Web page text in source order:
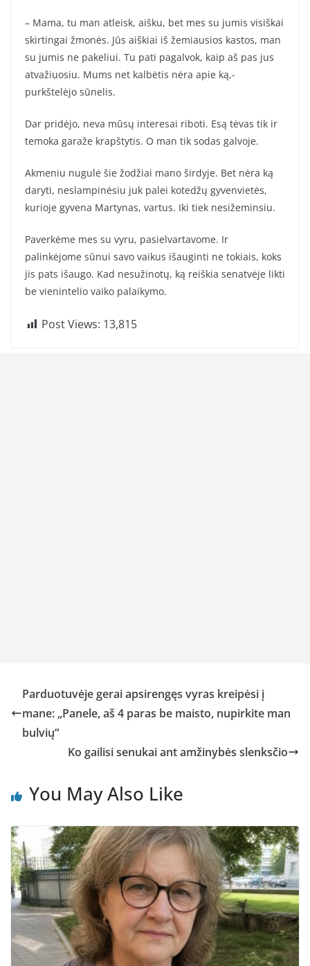
– Mama, tu man atleisk, aišku, bet mes su jumis visiškai
skirtingai žmonės. Jūs aiškiai iš žemiausios kastos, man
su jumis ne pakeliui. Tu pati pagalvok, kaip aš pas jus
atvažiuosiu. Mums net kalbėtis nėra apie ką,-
purkštelėjo sūnelis.
Dar pridėjo, neva mūsų interesai riboti. Esą tėvas tik ir
temoka garaže krapštytis. O man tik sodas galvoje.
Akmeniu nugulė šie žodžiai mano širdyje. Bet nėra ką
daryti, neslampinėsiu juk palei kotedžų gyvenvietės,
kurioje gyvena Martynas, vartus. Iki tiek nesižeminsiu.
Paverkėme mes su vyru, pasielvartavome. Ir
palinkėjome sūnui savo vaikus išauginti ne tokiais, koks
jis pats išaugo. Kad nesužinotų, ką reiškia senatvėje likti
be vienintelio vaiko palaikymo.
Post Views: 13,815
Parduotuvėje gerai apsirengęs vyras kreipėsi į
mane: „Panele, aš 4 paras be maisto, nupirkite man
bulvių“
Ko gailisi senukai ant amžinybės slenksčio
You May Also Like